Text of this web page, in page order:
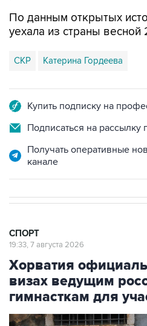
По данным открытых
уехала из страны весной
СКР Катерина Гордеева
Купить подписку на
Подписаться на рассылку
Получать оперативные
канале
СПОРТ
19:33, 7 августа 2026
Хорватия
визах ведущим
гимнасткам для